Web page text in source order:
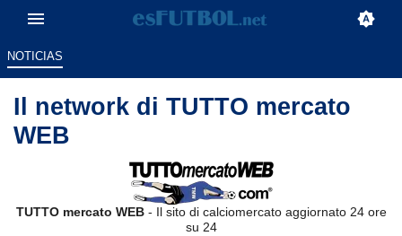
NOTICIAS
Il network di TUTTO mercato
WEB
TUTTO mercato WEB- Il sito di calciomercato aggiornato 24 ore
su 24